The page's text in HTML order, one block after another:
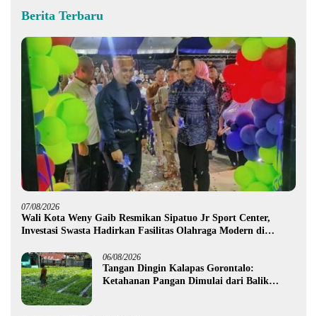
Berita Terbaru
07/08/2026
Wali Kota Weny Gaib Resmikan Sipatuo Jr Sport Center,
Investasi Swasta Hadirkan Fasilitas Olahraga Modern di
06/08/2026
Tangan Dingin Kalapas Gorontalo:
Ketahanan Pangan Dimulai dari Balik